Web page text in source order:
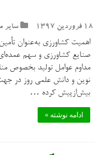
سایر
اهمیت کشاورزی به‌عنوان
صنایع کشاورزی و سهم
مداوم عوامل تولید بخصوص
نوین و دانش علمی روز در
بیش‌ازپیش کرده …
ادامه نوشته »